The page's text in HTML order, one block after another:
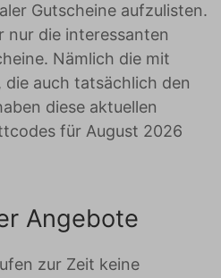
Gutscheine aufzulisten.
nur die interessanten
Nämlich die mit
die auch tatsächlich den
diese aktuellen
für August 2026
Angebote
zur Zeit keine